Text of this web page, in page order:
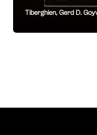
Tiberghien,Gerd D.